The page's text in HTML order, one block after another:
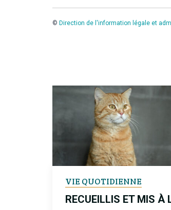
© Direction de l'information légale et
VIE QUOTIDIENNE
RECUEILLIS ET MIS À